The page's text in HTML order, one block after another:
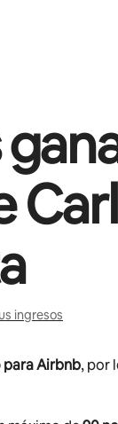
ingresos
Airbnb, por